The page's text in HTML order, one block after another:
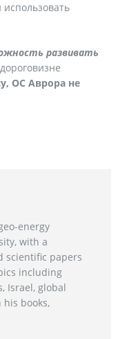
развивать
ОС Аврора не
energy
with a
scientific papers
including
Israel, global
his books,